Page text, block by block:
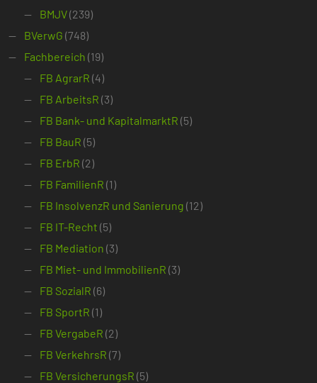
BMJV(239)
BVerwG (748)
Fachbereich (19)
FB AgrarR (4)
FB ArbeitsR (3)
FB Bank- und KapitalmarktR (5)
FB BauR (5)
FB ErbR (2)
FB FamilienR (1)
FB InsolvenzR und Sanierung (12)
FB IT-Recht (5)
FB Mediation (3)
FB Miet- und ImmobilienR (3)
FB SozialR (6)
FB SportR (1)
FB VergabeR (2)
FB VerkehrsR (7)
FB VersicherungsR (5)